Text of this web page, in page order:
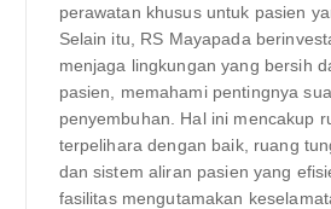
perawatan khusus untuk pasien
Selain itu, RS Mayapada
menjaga lingkungan yang bersih
pasien, memahami pentingnya
penyembuhan. Hal ini mencakup
terpelihara dengan baik, ruang
dan sistem aliran pasien yang
fasilitas mengutamakan